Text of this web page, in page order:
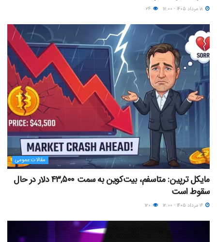
مقالات عمومی
مایکل ترپین: متاسفم، بیت‌کوین به سمت ۴۳,۵۰۰ دلار در حال
سقوط است